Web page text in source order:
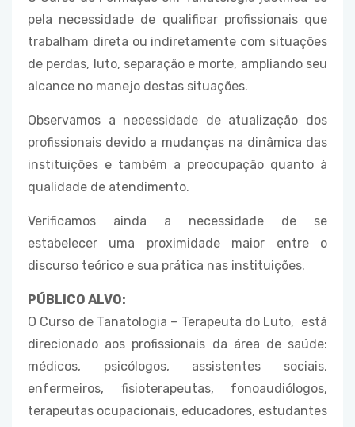
pela necessidade de qualificar profissionais que
trabalham direta ou indiretamente com situações
de perdas, luto, separação e morte, ampliando seu
alcance no manejo destas situações.
Observamos a necessidade de atualização dos
profissionais devido a mudanças na dinâmica das
instituições e também a preocupação quanto à
qualidade de atendimento.
Verificamos ainda a necessidade de se
estabelecer uma proximidade maior entre o
discurso teórico e sua prática nas instituições.
PÚBLICO ALVO:
O Curso de Tanatologia – Terapeuta do Luto, está
direcionado aos profissionais da área de saúde:
médicos, psicólogos, assistentes sociais,
enfermeiros, fisioterapeutas, fonoaudiólogos,
terapeutas ocupacionais, educadores, estudantes